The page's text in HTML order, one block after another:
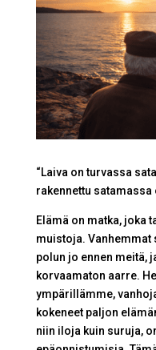
“Laiva on turvassa
rakennettu satamassa
Elämä on matka, joka
muistoja. Vanhemmat
polun jo ennen meitä,
korvaamaton aarre.
ympärillämme,
kokeneet paljon
niin iloja kuin suruja,